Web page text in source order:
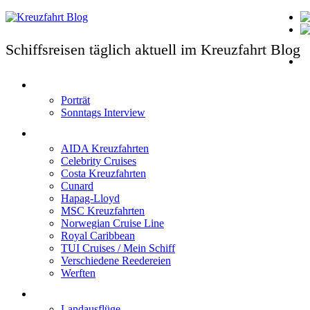
Schiffsreisen täglich aktuell im Kreuzfahrt Blog
Porträt
Sonntags Interview
AIDA Kreuzfahrten
Celebrity Cruises
Costa Kreuzfahrten
Cunard
Hapag-Lloyd
MSC Kreuzfahrten
Norwegian Cruise Line
Royal Caribbean
TUI Cruises / Mein Schiff
Verschiedene Reedereien
Werften